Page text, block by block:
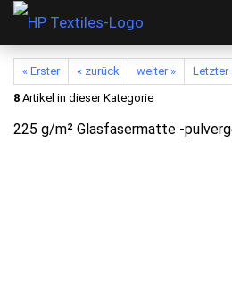
« Erster « zurück weiter »
Letzter
8 Artikel in dieser Kategorie
225 g/m² Glasfasermatte -